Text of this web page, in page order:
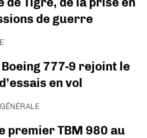
de guerre
777-9 rejoint le
en vol
premier TBM 980 au